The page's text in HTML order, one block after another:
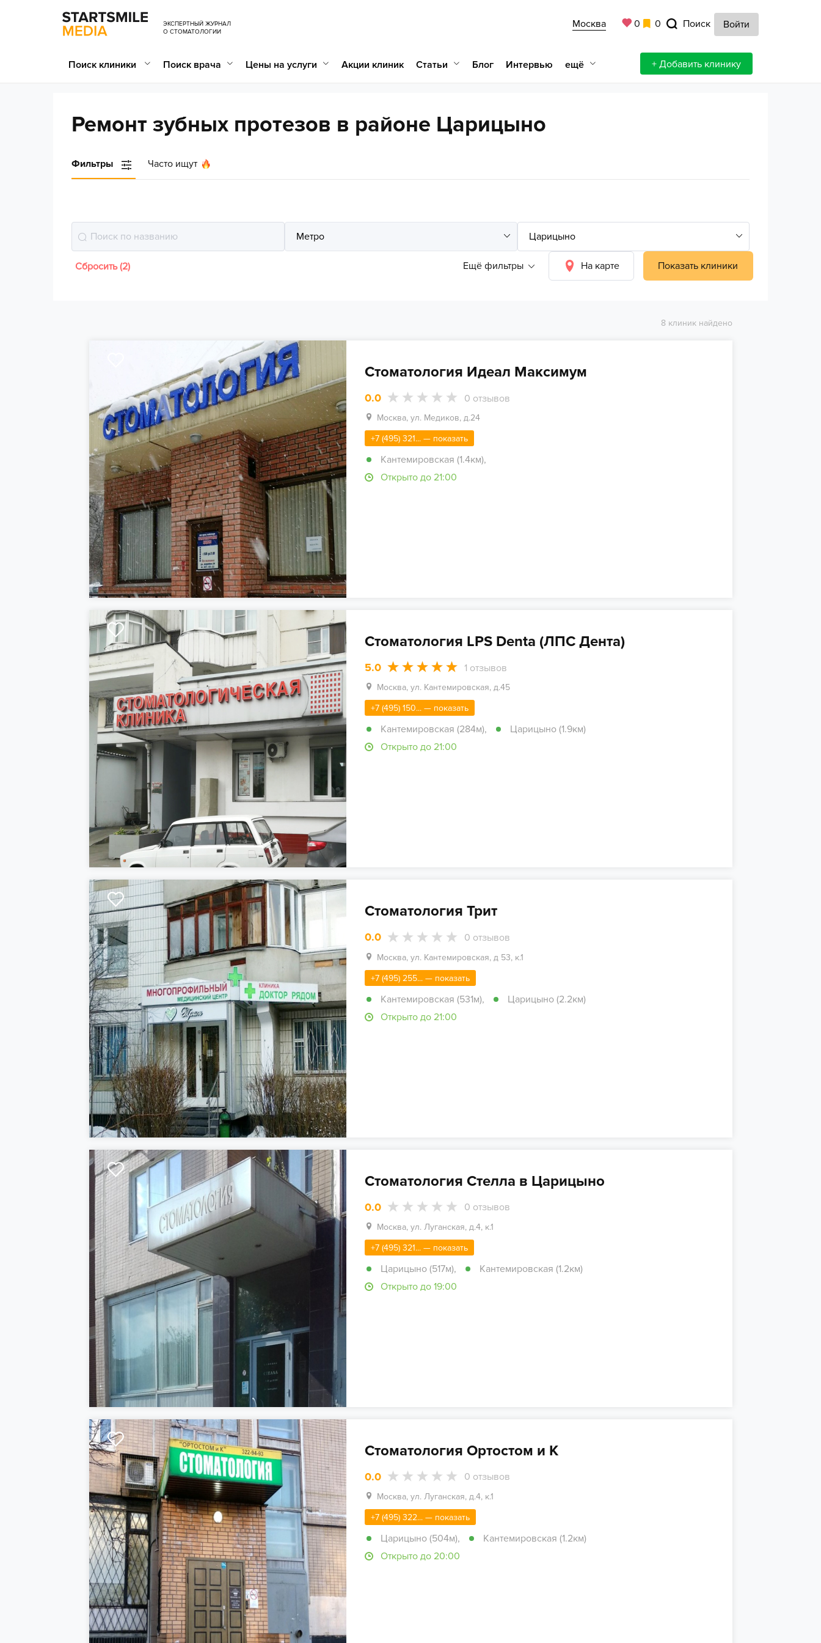
ЭКСПЕРТНЫЙ ЖУРНАЛ
О СТОМАТОЛОГИИ
Москва 0 0 Поиск Войти
Поиск клиники Поиск врача Цены на услуги Акции клиник Статьи Блог Интервью ещё + Добавить клинику
Ремонт зубных протезов в районе Царицыно
Фильтры Часто ищут
Ещё фильтры На карте Показать клиники
Сбросить (2)
8 клиник найдено
Стоматология Идеал Максимум
0.0 0 отзывов
Москва, ул. Медиков, д.24
+7 (495) 321... — показать
Кантемировская (1.4км),
Открыто до 21:00
Стоматология LPS Denta (ЛПС Дента)
5.0 1 отзывов
Москва, ул. Кантемировская, д.45
+7 (495) 150... — показать
Кантемировская (284м),
Царицыно (1.9км)
Открыто до 21:00
Стоматология Трит
0.0 0 отзывов
Москва, ул. Кантемировская, д 53, к.1
+7 (495) 255... — показать
Кантемировская (531м),
Царицыно (2.2км)
Открыто до 21:00
Стоматология Стелла в Царицыно
0.0 0 отзывов
Москва, ул. Луганская, д.4, к.1
+7 (495) 321... — показать
Царицыно (517м),
Кантемировская (1.2км)
Открыто до 19:00
Стоматология Ортостом и К
0.0 0 отзывов
Москва, ул. Луганская, д.4, к.1
+7 (495) 322... — показать
Царицыно (504м),
Кантемировская (1.2км)
Открыто до 20:00